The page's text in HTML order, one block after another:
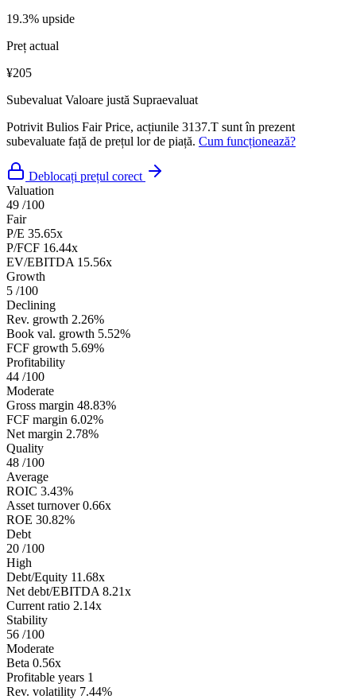
19.3% upside
Preț actual
¥205
Subevaluat Valoare justă Supraevaluat
Potrivit Bulios Fair Price, acțiunile 3137.T sunt în prezent
subevaluate față de prețul lor de piață. Cum funcționează?
Deblocați prețul corect
Valuation
49 /100
Fair
P/E 35.65x
P/FCF 16.44x
EV/EBITDA 15.56x
Growth
5 /100
Declining
Rev. growth 2.26%
Book val. growth 5.52%
FCF growth 5.69%
Profitability
44 /100
Moderate
Gross margin 48.83%
FCF margin 6.02%
Net margin 2.78%
Quality
48 /100
Average
ROIC 3.43%
Asset turnover 0.66x
ROE 30.82%
Debt
20 /100
High
Debt/Equity 11.68x
Net debt/EBITDA 8.21x
Current ratio 2.14x
Stability
56 /100
Moderate
Beta 0.56x
Profitable years 1
Rev. volatility 7.44%